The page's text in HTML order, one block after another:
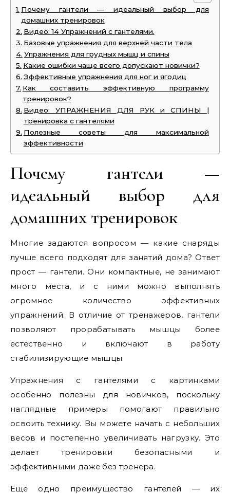
Почему гантели — идеальный выбор для
домашних тренировок
Видео: 14 Упражнений с гантелями.
Базовые упражнения для верхней части тела
Упражнения для грудных мышц и спины
Какие ошибки чаще всего допускают новички?
Эффективные упражнения для ног и ягодиц
Как составить эффективную программу
тренировок?
Видео: УПРАЖНЕНИЯ ДЛЯ РУК и СПИНЫ |
тренировка с гантелями
Полезные советы для максимальной
эффективности
Почему гантели —
идеальный выбор для
домашних тренировок
Многие задаются вопросом — какие снаряды
лучше всего подходят для занятий дома? Ответ
прост — гантели. Они компактные, не занимают
много места, и с ними можно выполнять
огромное количество эффективных
упражнений. В отличие от тренажеров, гантели
позволяют прорабатывать мышцы более
естественно и включают в работу
стабилизирующие мышцы.
Упражнения с гантелями с картинками
особенно полезны для новичков, поскольку
наглядные примеры помогают правильно
освоить технику. Вы можете начать с небольших
весов и постепенно увеличивать нагрузку. Это
делает тренировки безопасными и
эффективными даже без тренера.
Еще одно преимущество гантелей — их